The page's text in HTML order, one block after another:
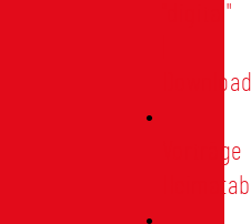
"digital"
Vorträge